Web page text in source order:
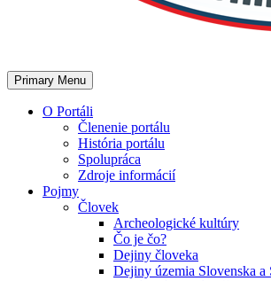
Primary Menu
O Portáli
Členenie portálu
História portálu
Spolupráca
Zdroje informácií
Pojmy
Človek
Archeologické kultúry
Čo je čo?
Dejiny človeka
Dejiny územia Slovenska a